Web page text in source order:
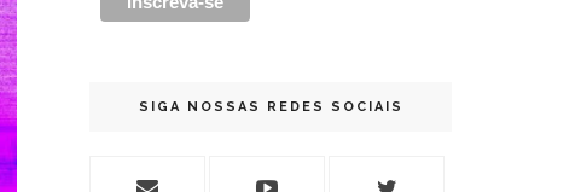
SIGA NOSSAS REDES SOCIAIS